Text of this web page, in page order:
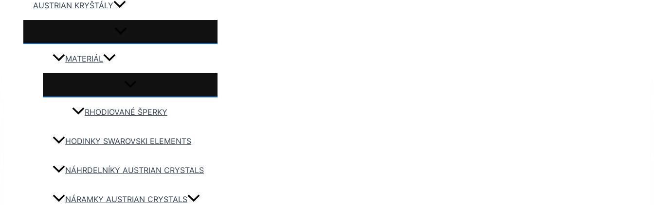
AUSTRIAN KRYŠTÁLY
MATERIÁL
RHODIOVANÉ ŠPERKY
HODINKY SWAROVSKI ELEMENTS
NÁHRDELNÍKY AUSTRIAN CRYSTALS
NÁRAMKY AUSTRIAN CRYSTALS